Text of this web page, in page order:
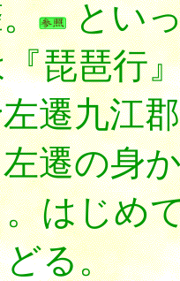
とい
琵琶行
遷九江
遷の身
。はじめ
る。